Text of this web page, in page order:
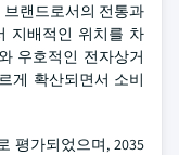
브랜드로서의 전통과
지배적인 위치를 차
우호적인 전자상거
게 확산되면서 소비
평가되었으며, 2035